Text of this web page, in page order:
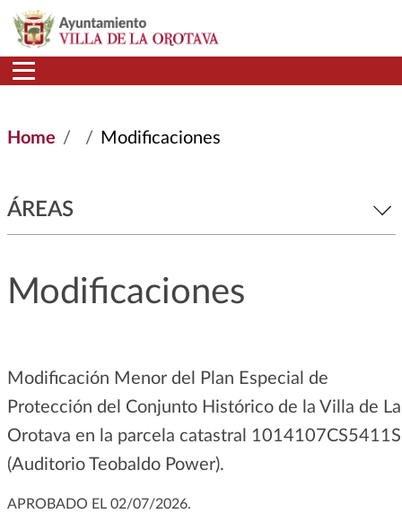
Skip to main content
Home Modificaciones
ÁREAS
Modificaciones
Modificación Menor del Plan Especial de
Protección del Conjunto Histórico de la Villa de La
Orotava en la parcela catastral 1014107CS5411S
(Auditorio Teobaldo Power).
APROBADO EL 02/07/2026.